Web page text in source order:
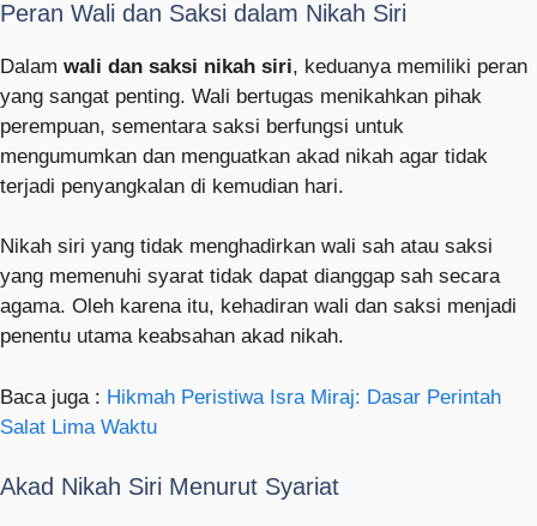
Peran Wali dan Saksi dalam Nikah Siri
Dalam wali dan saksi nikah siri, keduanya memiliki peran
yang sangat penting. Wali bertugas menikahkan pihak
perempuan, sementara saksi berfungsi untuk
mengumumkan dan menguatkan akad nikah agar tidak
terjadi penyangkalan di kemudian hari.
Nikah siri yang tidak menghadirkan wali sah atau saksi
yang memenuhi syarat tidak dapat dianggap sah secara
agama. Oleh karena itu, kehadiran wali dan saksi menjadi
penentu utama keabsahan akad nikah.
Baca juga : Hikmah Peristiwa Isra Miraj: Dasar Perintah
Salat Lima Waktu
Akad Nikah Siri Menurut Syariat